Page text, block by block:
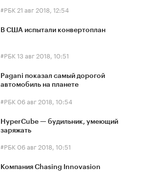
#РБК 21 авг 2018, 12:54
В США испытали конвертоплан
#РБК13 авг 2018, 10:51
Pagani показал самый дорогой
автомобиль на планете
#РБК 06 авг 2018, 10:54
HyperCube — будильник, умеющий
заряжать
#РБК 06 авг 2018, 10:51
Компания Chasing Innovasion